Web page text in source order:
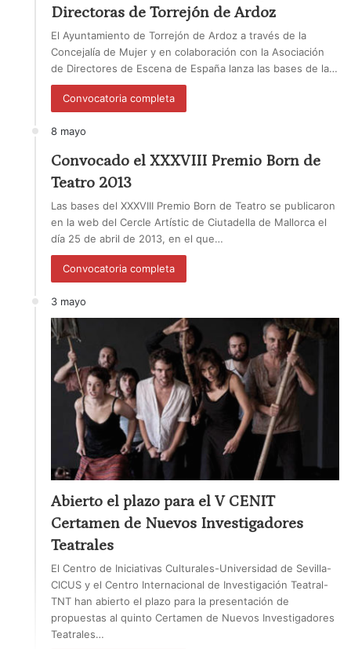
Directoras de Torrejón de Ardoz
El Ayuntamiento de Torrejón de Ardoz a través de la
Concejalía de Mujer y en colaboración con la Asociación
de Directores de Escena de España lanza las bases de la…
Convocatoria completa
8 mayo
Convocado el XXXVIII Premio Born de
Teatro 2013
Las bases del XXXVIII Premio Born de Teatro se publicaron
en la web del Cercle Artístic de Ciutadella de Mallorca el
día 25 de abril de 2013, en el que…
Convocatoria completa
3 mayo
Abierto el plazo para el V CENIT
Certamen de Nuevos Investigadores
Teatrales
El Centro de Iniciativas Culturales-Universidad de Sevilla-
CICUS y el Centro Internacional de Investigación Teatral-
TNT han abierto el plazo para la presentación de
propuestas al quinto Certamen de Nuevos Investigadores
Teatrales…